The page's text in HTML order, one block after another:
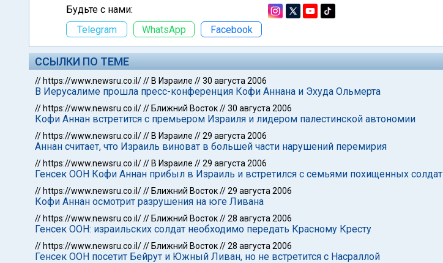
Будьте с нами:
Telegram
WhatsApp Facebook
ССЫЛКИ ПО ТЕМЕ
// https://www.newsru.co.il/// В Израиле //30 августа 2006
В Иерусалиме прошла пресс-конференция Кофи Аннана и Эхуда Ольмерта
// https://www.newsru.co.il/// Ближний Восток//30 августа 2006
Кофи Аннан встретится с премьером Израиля и лидером палестинской автономии
// https://www.newsru.co.il/// В Израиле //29 августа 2006
Аннан считает, что Израиль виноват в большей части нарушений перемирия
// https://www.newsru.co.il/// В Израиле //29 августа 2006
Генсек ООН Кофи Аннан прибыл в Израиль и встретился с семьями похищенных солдат
// https://www.newsru.co.il/// Ближний Восток//29 августа 2006
Кофи Аннан осмотрит разрушения на юге Ливана
// https://www.newsru.co.il/// Ближний Восток//28 августа 2006
Генсек ООН: израильских солдат необходимо передать Красному Кресту
// https://www.newsru.co.il/// Ближний Восток//28 августа 2006
Генсек ООН посетит Бейрут и Южный Ливан, но не встретится с Насраллой